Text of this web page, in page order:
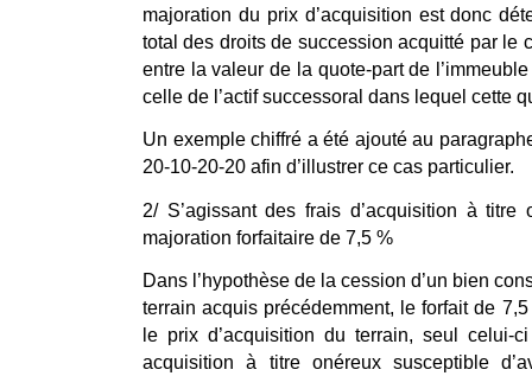
majoration du prix d’acquisition est donc
total des droits de succession acquitté par le
entre la valeur de la quote-part de
celle de l’actif successoral dans lequel cette
Un exemple chiffré a été ajouté au
20-10-20-20 afin d’illustrer ce cas particulier.
2/ S’agissant des frais d’acquisition à titre
majoration forfaitaire de 7,5 %
Dans l’hypothèse de la cession d’un bien
terrain acquis précédemment, le forfait de
le prix d’acquisition du terrain, seul celui-
acquisition à titre onéreux susceptible